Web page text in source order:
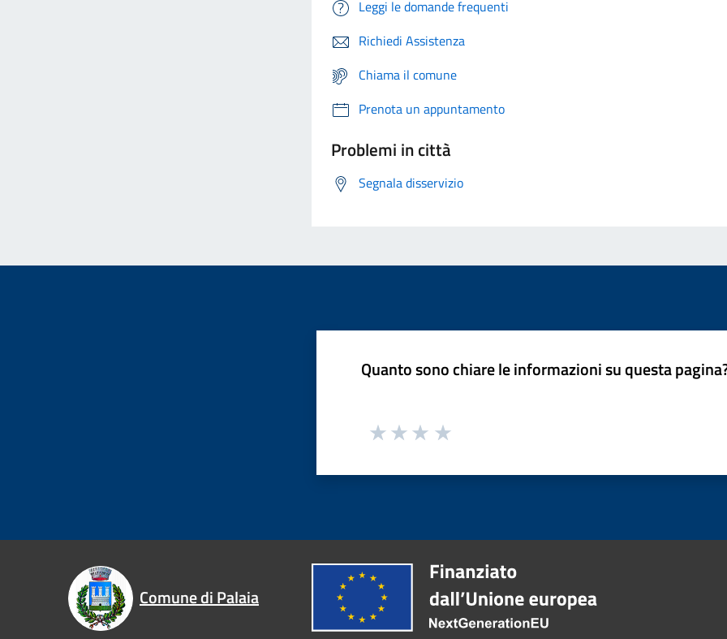
Leggi le domande frequenti
Richiedi Assistenza
Chiama il comune
Prenota un appuntamento
Problemi in città
Segnala disservizio
Quanto sono chiare le informazioni su questa
Comune di Palaia